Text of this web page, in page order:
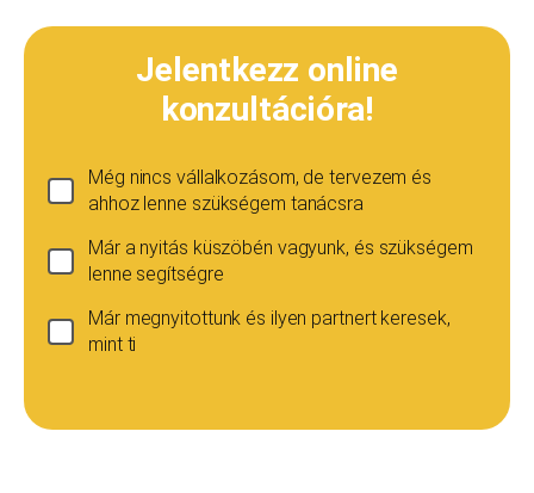
Jelentkezz online
konzultációra!
Még nincs vállalkozásom, de tervezem és
ahhoz lenne szükségem tanácsra
Már a nyitás küszöbén vagyunk, és szükségem
lenne segítségre
Már megnyitottunk és ilyen partnert keresek,
mint ti